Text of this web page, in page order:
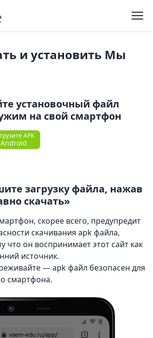
и установить Мы
установочный файл
на свой смартфон
APK
Android
загрузку файла, нажав
скачать»
скорее всего, предупредит
скачивания apk файла,
что он воспринимает этот сайт как
источник.
— apk файл безопасен для
смартфона.